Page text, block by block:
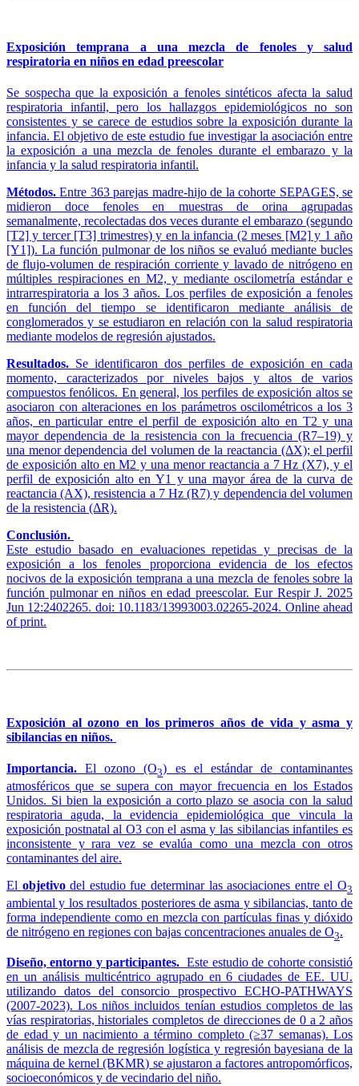
Exposición temprana a una mezcla de fenoles y salud
respiratoria en niños en edad preescolar
Se sospecha que la exposición a fenoles sintéticos afecta la salud
respiratoria infantil, pero los hallazgos epidemiológicos no son
consistentes y se carece de estudios sobre la exposición durante la
infancia. El objetivo de este estudio fue investigar la asociación entre
la exposición a una mezcla de fenoles durante el embarazo y la
infancia y la salud respiratoria infantil.
Métodos.Entre 363 parejas madre-hijo de la cohorte SEPAGES, se
midieron doce fenoles en muestras de orina agrupadas
semanalmente, recolectadas dos veces durante el embarazo (segundo
[T2] y tercer [T3] trimestres) y en la infancia (2 meses [M2] y 1 año
[Y1]). La función pulmonar de los niños se evaluó mediante bucles
de flujo-volumen de respiración corriente y lavado de nitrógeno en
múltiples respiraciones en M2, y mediante oscilometría estándar e
intrarrespiratoria a los 3 años. Los perfiles de exposición a fenoles
en función del tiempo se identificaron mediante análisis de
conglomerados y se estudiaron en relación con la salud respiratoria
mediante modelos de regresión ajustados.
Resultados. Se identificaron dos perfiles de exposición en cada
momento, caracterizados por niveles bajos y altos de varios
compuestos fenólicos. En general, los perfiles de exposición altos se
asociaron con alteraciones en los parámetros oscilométricos a los 3
años, en particular entre el perfil de exposición alto en T2 y una
mayor dependencia de la resistencia con la frecuencia (R7–19) y
una menor dependencia del volumen de la reactancia (ΔX); el perfil
de exposición alto en M2 y una menor reactancia a 7 Hz (X7), y el
perfil de exposición alto en Y1 y una mayor área de la curva de
reactancia (AX), resistencia a 7 Hz (R7) y dependencia del volumen
de la resistencia (ΔR).
Conclusión.
Este estudio basado en evaluaciones repetidas y precisas de la
exposición a los fenoles proporciona evidencia de los efectos
nocivos de la exposición temprana a una mezcla de fenoles sobre la
función pulmonar en niños en edad preescolar. Eur Respir J. 2025
Jun 12:2402265. doi: 10.1183/13993003.02265-2024. Online ahead
of print.
Exposición al ozono en los primeros años de vida y asma y
sibilancias en niños.
Importancia. El ozono (O3) es el estándar de contaminantes
atmosféricos que se supera con mayor frecuencia en los Estados
Unidos. Si bien la exposición a corto plazo se asocia con la salud
respiratoria aguda, la evidencia epidemiológica que vincula la
exposición postnatal al O3 con el asma y las sibilancias infantiles es
inconsistente y rara vez se evalúa como una mezcla con otros
contaminantes del aire.
El objetivodel estudio fue determinar las asociaciones entre el O3
ambiental y los resultados posteriores de asma y sibilancias, tanto de
forma independiente como en mezcla con partículas finas y dióxido
de nitrógeno en regiones con bajas concentraciones anuales de O3.
Diseño, entorno y participantes. Este estudio de cohorte consistió
en un análisis multicéntrico agrupado en 6 ciudades de EE. UU.
utilizando datos del consorcio prospectivo ECHO-PATHWAYS
(2007-2023). Los niños incluidos tenían estudios completos de las
vías respiratorias, historiales completos de direcciones de 0 a 2 años
de edad y un nacimiento a término completo (≥37 semanas). Los
análisis de mezcla de regresión logística y regresión bayesiana de la
máquina de kernel (BKMR) se ajustaron a factores antropomórficos,
socioeconómicos y de vecindario del niño.